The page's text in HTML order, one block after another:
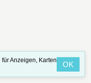
Anzeigen, Karten
OK